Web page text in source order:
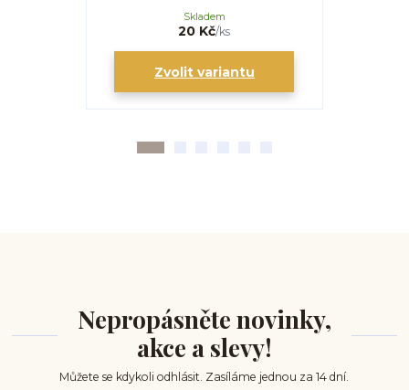
20 Kč/ks
Skladem
Zvolit variantu
Nepropásněte novinky,
akce a slevy!
Můžete se kdykoli odhlásit. Zasíláme jednou za 14 dní.